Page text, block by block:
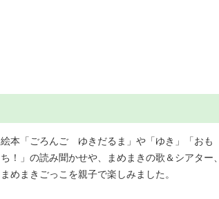
絵本「ごろんご ゆきだるま」や「ゆき」「おも
ち！」の読み聞かせや、まめまきの歌＆シアター、
まめまきごっこを親子で楽しみました。